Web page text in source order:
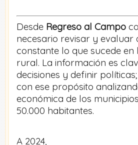
Desde Regreso al Campo
necesario revisar y evaluar
constante lo que sucede en
rural. La información es
decisiones y definir
con ese propósito
económica de los
50.000 habitantes.
A 2024,